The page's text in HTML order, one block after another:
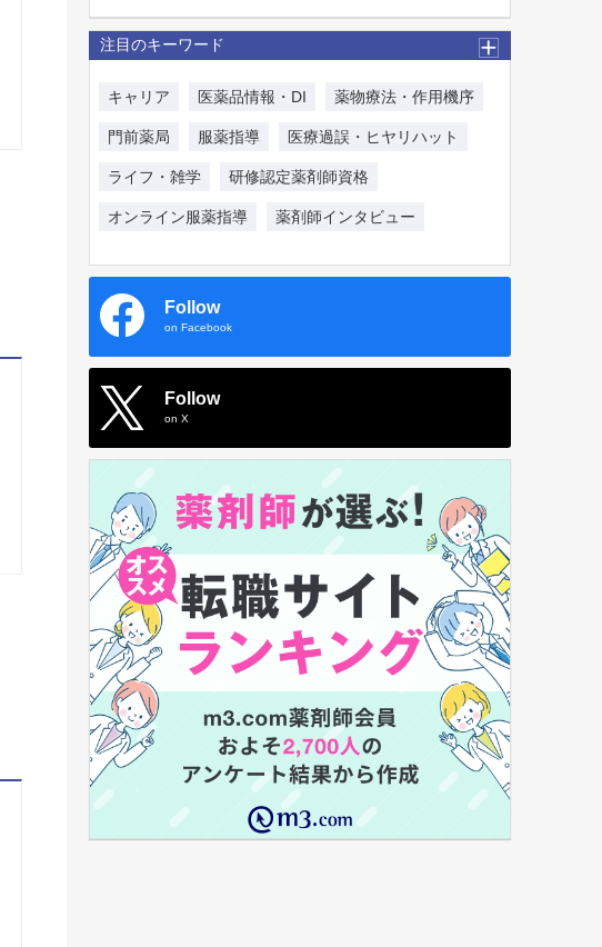
注目のキーワード
キャリア 医薬品情報・DI 薬物療法・作用機序
門前薬局 服薬指導 医療過誤・ヒヤリハット
ライフ・雑学 研修認定薬剤師資格
オンライン服薬指導 薬剤師インタビュー
Follow
on Facebook
Follow
on X